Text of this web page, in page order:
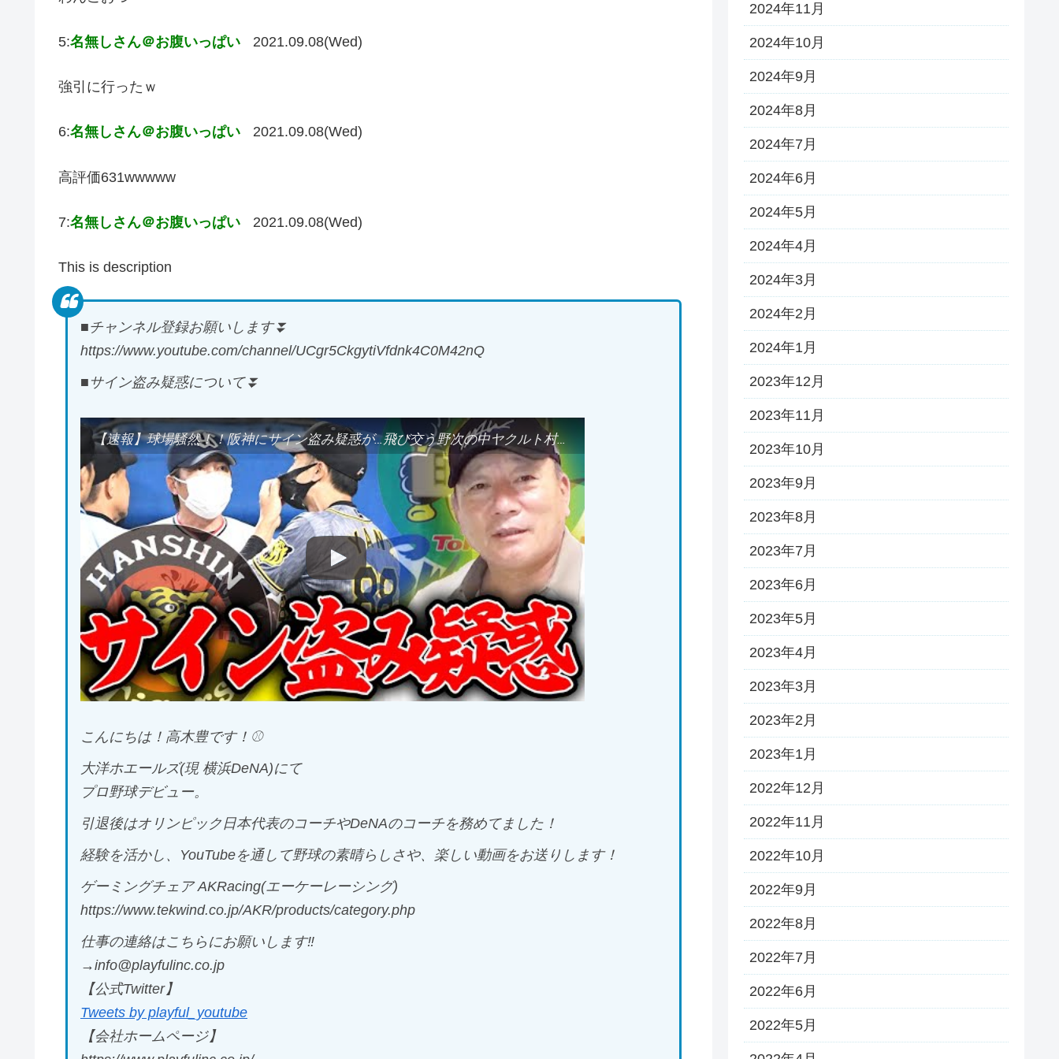
5:名無しさん＠お腹いっぱい 2021.09.08(Wed)
強引に行ったｗ
6:名無しさん＠お腹いっぱい 2021.09.08(Wed)
高評価631wwwww
7:名無しさん＠お腹いっぱい 2021.09.08(Wed)
This is description
■チャンネル登録お願いします⏬
https://www.youtube.com/channel/UCgr5CkgytiVfdnk4C0M42nQ
■サイン盗み疑惑について⏬
【速報】球場騒然！！阪神にサイン盗み疑惑が…飛び交う野次の中ヤクルト村上がとった行動が…【プロ野球ニュース】
こんにちは！高木豊です！⚾️
大洋ホエールズ(現 横浜DeNA)にて
プロ野球デビュー。
引退後はオリンピック日本代表のコーチやDeNAのコーチを務めてました！
経験を活かし、YouTubeを通して野球の素晴らしさや、楽しい動画をお送りします！
ゲーミングチェア AKRacing(エーケーレーシング)
https://www.tekwind.co.jp/AKR/products/category.php
仕事の連絡はこちらにお願いします‼︎
→info@playfulinc.co.jp
【公式Twitter】
Tweets by playful_youtube
【会社ホームページ】
2024年11月
2024年10月
2024年9月
2024年8月
2024年7月
2024年6月
2024年5月
2024年4月
2024年3月
2024年2月
2024年1月
2023年12月
2023年11月
2023年10月
2023年9月
2023年8月
2023年7月
2023年6月
2023年5月
2023年4月
2023年3月
2023年2月
2023年1月
2022年12月
2022年11月
2022年10月
2022年9月
2022年8月
2022年7月
2022年6月
2022年5月